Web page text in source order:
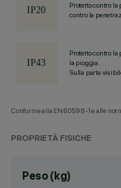
Protetto contro
contro la
Protetto contro
la pioggia.
Sulla parte
Conforme alla EN60598-1 e alle
PROPRIETÀ FISICHE
Peso (kg)